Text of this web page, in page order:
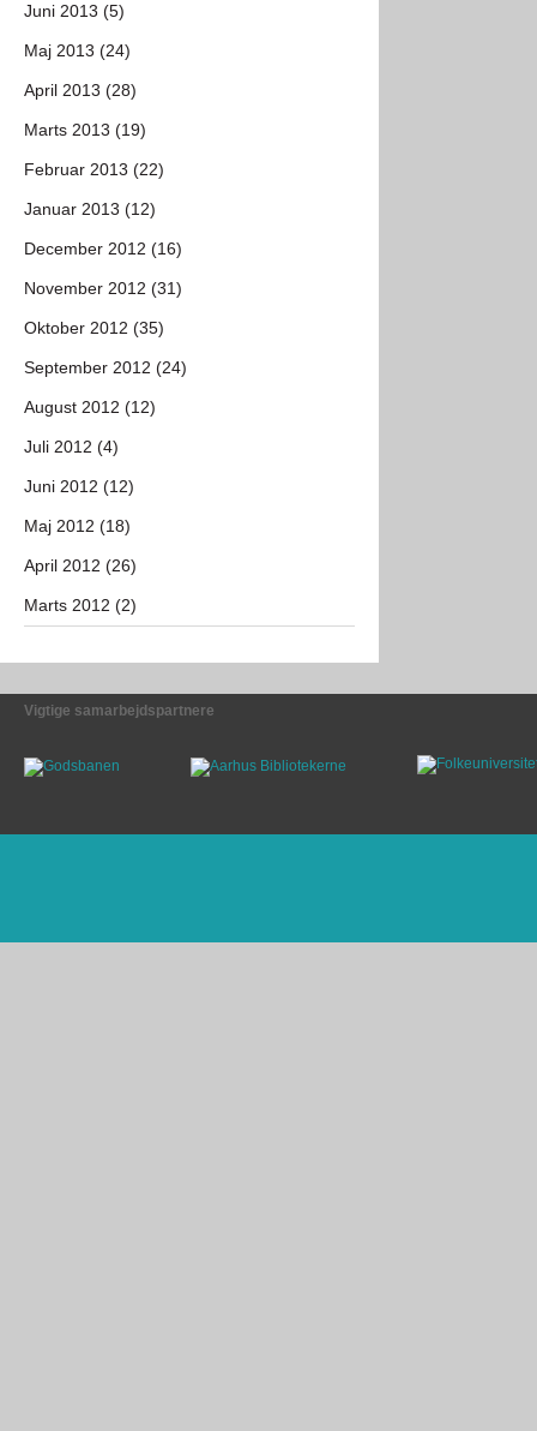
Juni 2013 (5)
Maj 2013 (24)
April 2013 (28)
Marts 2013 (19)
Februar 2013 (22)
Januar 2013 (12)
December 2012 (16)
November 2012 (31)
Oktober 2012 (35)
September 2012 (24)
August 2012 (12)
Juli 2012 (4)
Juni 2012 (12)
Maj 2012 (18)
April 2012 (26)
Marts 2012 (2)
Vigtige samarbejdspartnere